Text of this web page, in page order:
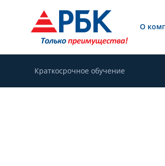
О
Краткосрочное обучение